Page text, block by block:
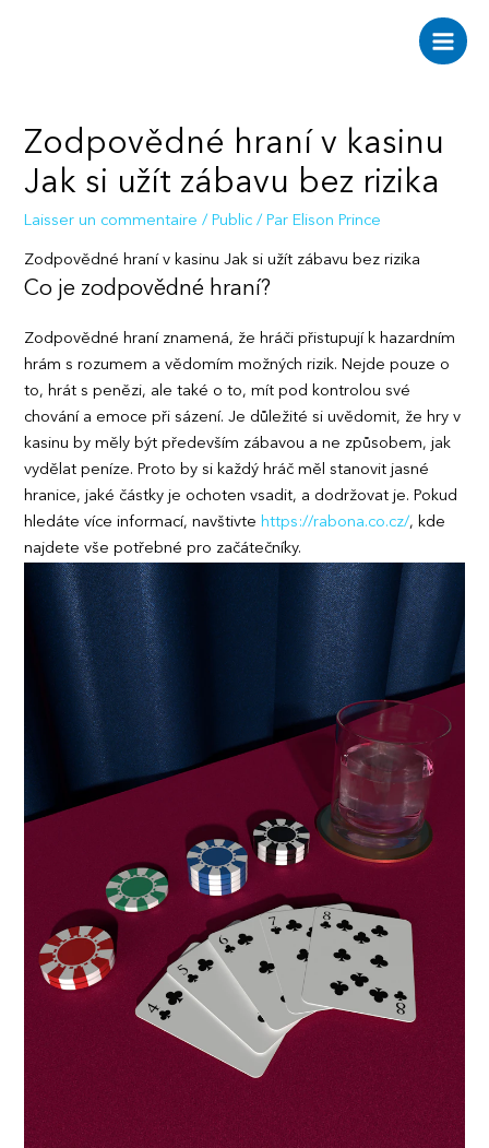
Main
Zodpovědné hraní v kasinu
Jak si užít zábavu bez rizika
Laisser un commentaire / Public / Par Elison Prince
Zodpovědné hraní v kasinu Jak si užít zábavu bez rizika
Co je zodpovědné hraní?
Zodpovědné hraní znamená, že hráči přistupují k hazardním
hrám s rozumem a vědomím možných rizik. Nejde pouze o
to, hrát s penězi, ale také o to, mít pod kontrolou své
chování a emoce při sázení. Je důležité si uvědomit, že hry v
kasinu by měly být především zábavou a ne způsobem, jak
vydělat peníze. Proto by si každý hráč měl stanovit jasné
hranice, jaké částky je ochoten vsadit, a dodržovat je. Pokud
hledáte více informací, navštivtehttps://rabona.co.cz/, kde
najdete vše potřebné pro začátečníky.